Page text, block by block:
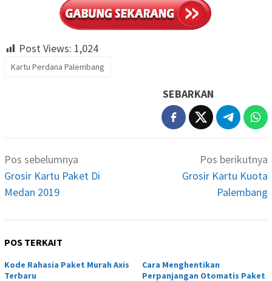
Post Views: 1,024
Kartu Perdana Palembang
SEBARKAN
Navigasi
pos
Pos sebelumnya
Grosir Kartu Paket Di
Medan 2019
Pos berikutnya
Grosir Kartu Kuota
Palembang
POS TERKAIT
Kode Rahasia Paket Murah Axis
Terbaru
Cara Menghentikan
Perpanjangan Otomatis Paket